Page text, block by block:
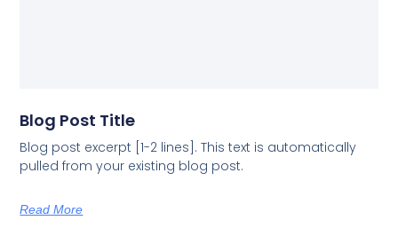
Blog Post Title
Blog post excerpt [1-2 lines]. This text is automatically
pulled from your existing blog post.
Read More